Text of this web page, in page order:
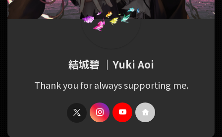
結城碧 ｜Yuki Aoi
Thank you for always supporting me.